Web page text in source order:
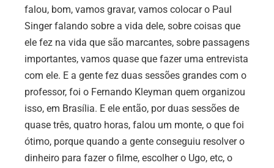
falou, bom, vamos gravar, vamos colocar o Paul
Singer falando sobre a vida dele, sobre coisas que
ele fez na vida que são marcantes, sobre passagens
importantes, vamos quase que fazer uma entrevista
com ele. E a gente fez duas sessões grandes com o
professor, foi o Fernando Kleyman quem organizou
isso, em Brasília. E ele então, por duas sessões de
quase três, quatro horas, falou um monte, o que foi
ótimo, porque quando a gente conseguiu resolver o
dinheiro para fazer o filme, escolher o Ugo, etc, o